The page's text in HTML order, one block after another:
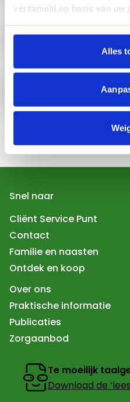
verzameld op basis van uw
Alles
Als je niet tevreden
Klacht indienen
Wil je met iemand praten?
Snel naar
Cliënt Service Punt
Contact
Familie en naasten
Ontdek en koop
Over ons
Praktische informatie
Publicaties
Zorgaanbod
Te moeilijk
Download de